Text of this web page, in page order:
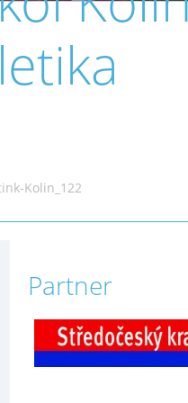
Kolin_122
Partner